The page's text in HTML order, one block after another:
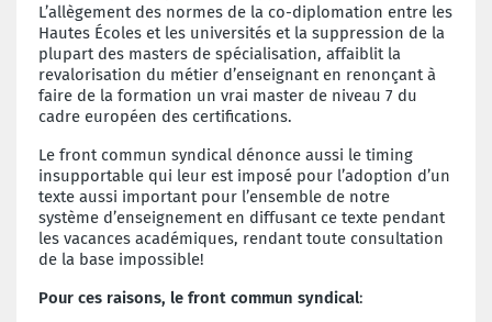
L’allègement des normes de la co-diplomation entre les
Hautes Écoles et les universités et la suppression de la
plupart des masters de spécialisation, affaiblit la
revalorisation du métier d’enseignant en renonçant à
faire de la formation un vrai master de niveau 7 du
cadre européen des certifications.
Le front commun syndical dénonce aussi le timing
insupportable qui leur est imposé pour l’adoption d’un
texte aussi important pour l’ensemble de notre
système d’enseignement en diffusant ce texte pendant
les vacances académiques, rendant toute consultation
de la base impossible!
Pour ces raisons, le front commun syndical: